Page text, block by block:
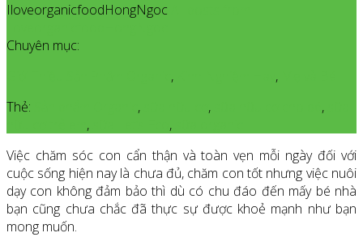
IloveorganicfoodHongNgoc
Chuyên mục:
, ,
Thẻ:
, , ,
, ,
Việc chăm sóc con cẩn thận và toàn vẹn mỗi ngày đối với
cuộc sống hiện nay là chưa đủ, chăm con tốt nhưng việc nuôi
dạy con không đảm bảo thì dù có chu đáo đến mấy bé nhà
bạn cũng chưa chắc đã thực sự được khoẻ mạnh như bạn
mong muốn.